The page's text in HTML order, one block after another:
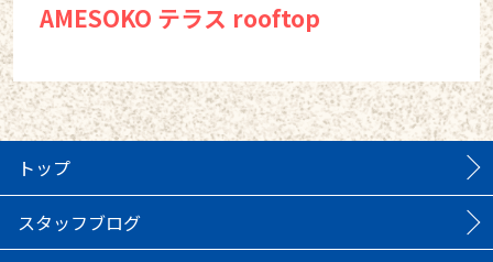
AMESOKO テラス rooftop
トップ
スタッフブログ